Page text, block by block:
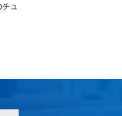
ュ